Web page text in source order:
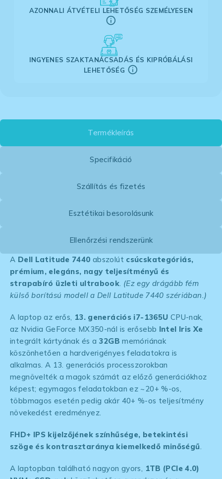
AZONNALI ÁTVÉTELI LEHETŐSÉG SZEMÉLYESEN
INGYENES SZAKTANÁCSADÁS ÉS KIPRÓBÁLÁSI
LEHETŐSÉG
Termékleírás
Specifikáció
Szállítás és fizetés
Esztétikai besorolásunk
Ellenőrzési rendszerünk
A Dell Latitude 7440 abszolút csúcskategóriás,
prémium, elegáns, nagy teljesítményű és
strapabíró üzleti ultrabook. (Ez egy drágább fém
külső borítású modell a Dell Latitude 7440 szériában.)
A laptop az erős, 13. generációs i7-1365U CPU-nak,
az Nvidia GeForce MX350-nál is erősebb Intel Iris Xe
integrált kártyának és a 32GBmemóriának
köszönhetően a hardverigényes feladatokra is
alkalmas. A 13. generációs processzorokban
megnövelték a magok számát az előző generációkhoz
képest; egymagos feladatokban ez ~20+ %-os,
többmagos esetén pedig akár 40+ %-os teljesítmény
növekedést eredményez.
FHD+ IPS kijelzőjének színhűsége, betekintési
szöge és kontrasztaránya kiemelkedő minőségű.
A laptopban található nagyon gyors, 1TB (PCIe 4.0)